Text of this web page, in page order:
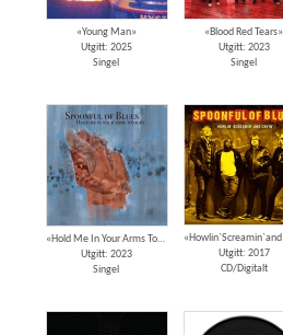
«Young Man»
Utgitt: 2025
Singel
«Blood Red Tears»
Utgitt: 2023
Singel
«Hold Me In Your Arms Tonight»
Utgitt: 2023
Singel
Utgitt: 2017
CD/Digitalt